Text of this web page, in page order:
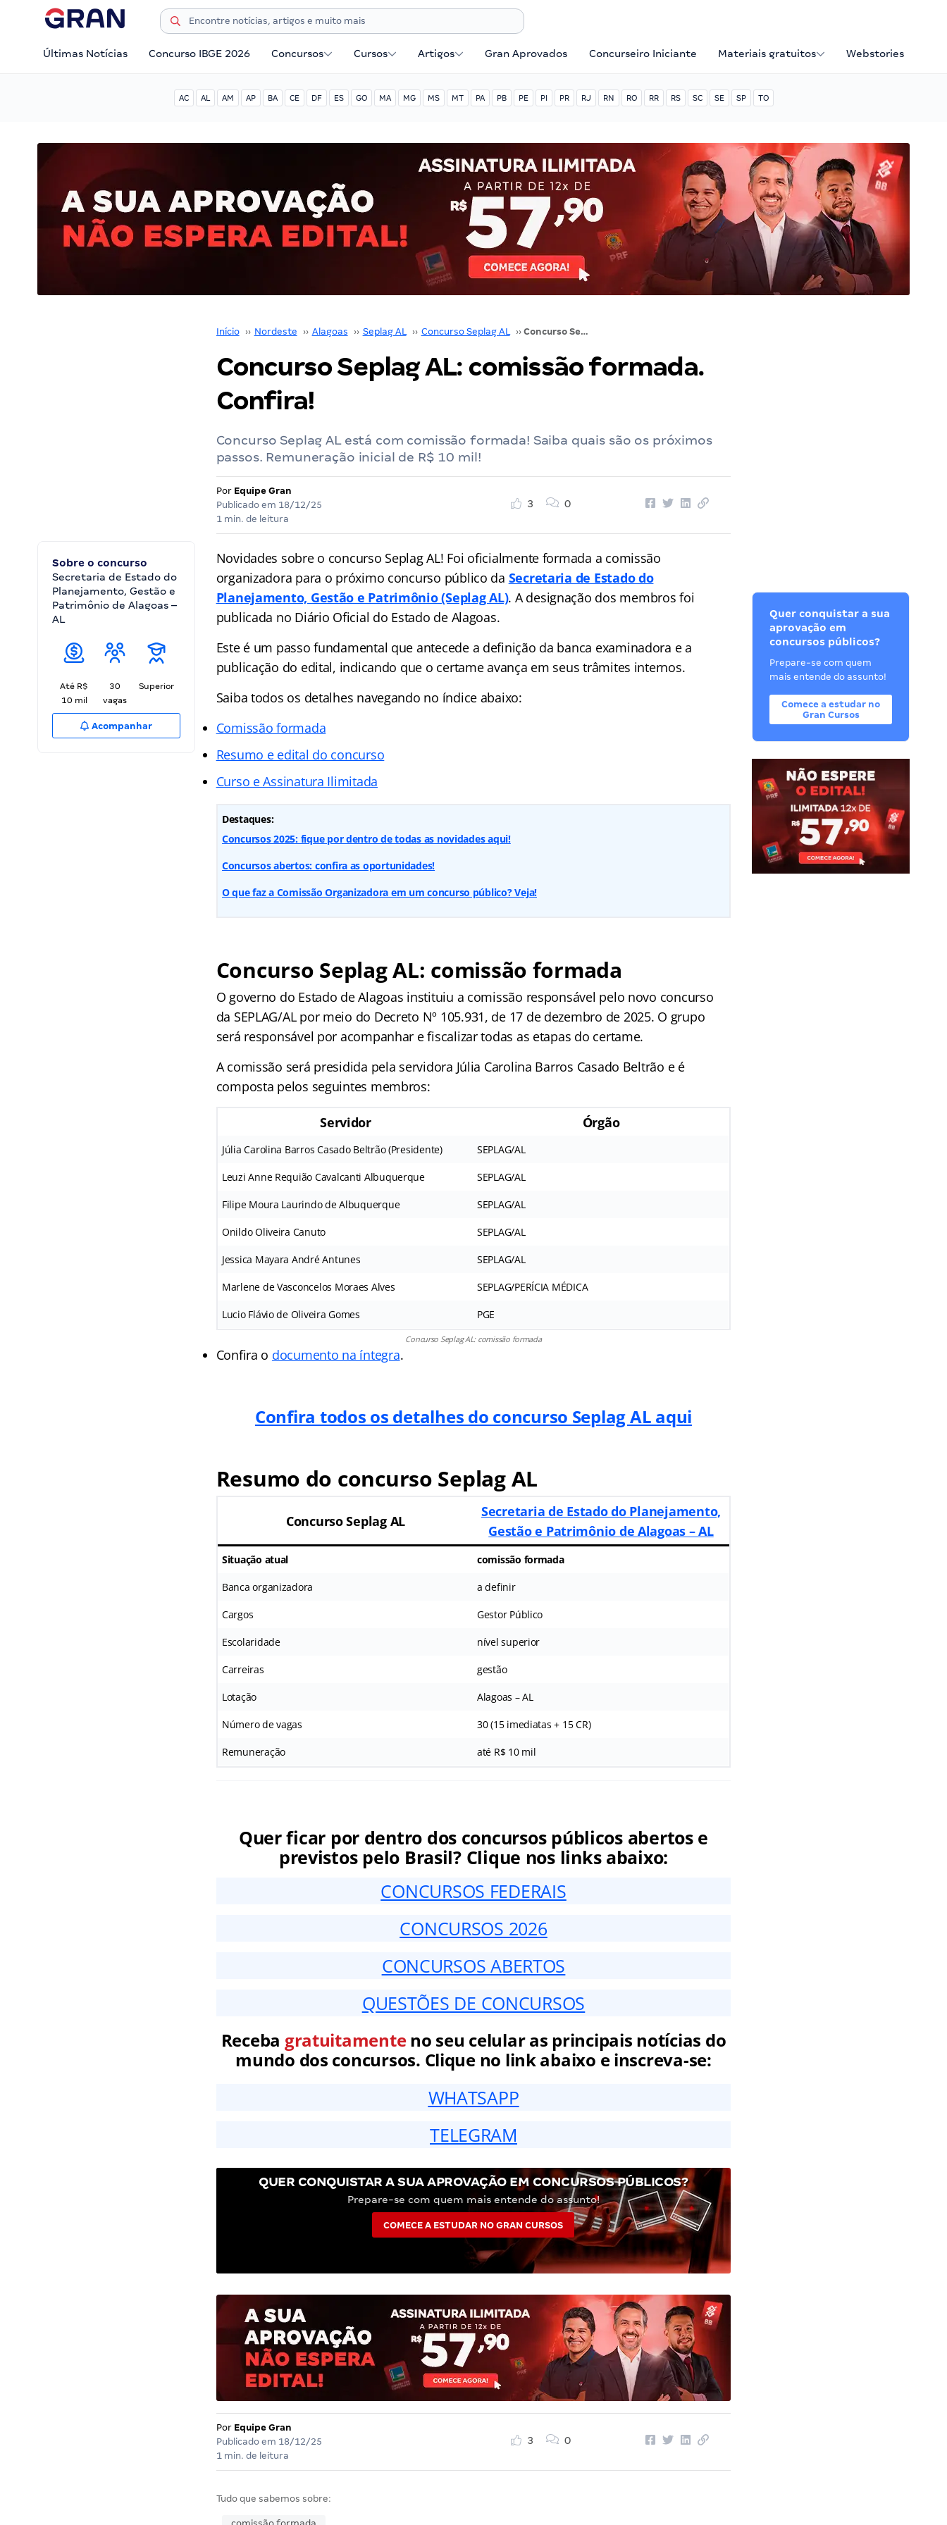
Últimas Notícias Concurso IBGE 2026 Concursos Cursos Artigos Gran Aprovados Concurseiro Iniciante Materiais gratuitos Webstories
AC AL AM AP BA CE DF ES GO MA MG MS MT PA PB PE PI PR RJ RN RO RR RS SC SE SP TO
Início ›› Nordeste ›› Alagoas ›› Seplag AL ›› Concurso Seplag AL ›› Concurso Seplag AL: comissão formada. Confira!
Concurso Seplag AL: comissão formada.
Confira!
Concurso Seplag AL está com comissão formada! Saiba quais são os próximos
passos. Remuneração inicial de R$ 10 mil!
Por Equipe Gran
Publicado em 18/12/25
1 min. de leitura
3 0
Sobre o concurso
Secretaria de Estado do
Planejamento, Gestão e
Patrimônio de Alagoas –
AL
Até R$
10 mil
30
vagas
Superior
Acompanhar
Novidades sobre o concurso Seplag AL! Foi oficialmente formada a comissão
organizadora para o próximo concurso público da Secretaria de Estado do
Planejamento, Gestão e Patrimônio (Seplag AL). A designação dos membros foi
publicada no Diário Oficial do Estado de Alagoas.
Este é um passo fundamental que antecede a definição da banca examinadora e a
publicação do edital, indicando que o certame avança em seus trâmites internos.
Saiba todos os detalhes navegando no índice abaixo:
Comissão formada
Resumo e edital do concurso
Curso e Assinatura Ilimitada
Destaques:
Concursos 2025: fique por dentro de todas as novidades aqui!
Concursos abertos: confira as oportunidades!
O que faz a Comissão Organizadora em um concurso público? Veja!
Concurso Seplag AL: comissão formada
O governo do Estado de Alagoas instituiu a comissão responsável pelo novo concurso
da SEPLAG/AL por meio do Decreto Nº 105.931, de 17 de dezembro de 2025. O grupo
será responsável por acompanhar e fiscalizar todas as etapas do certame.
A comissão será presidida pela servidora Júlia Carolina Barros Casado Beltrão e é
composta pelos seguintes membros:
Servidor Órgão
Júlia Carolina Barros Casado Beltrão (Presidente) SEPLAG/AL
Leuzi Anne Requião Cavalcanti Albuquerque SEPLAG/AL
Filipe Moura Laurindo de Albuquerque SEPLAG/AL
Onildo Oliveira Canuto SEPLAG/AL
Jessica Mayara André Antunes SEPLAG/AL
Marlene de Vasconcelos Moraes Alves SEPLAG/PERÍCIA MÉDICA
Lucio Flávio de Oliveira Gomes PGE
Concurso Seplag AL: comissão formada
Confira o documento na íntegra.
Confira todos os detalhes do concurso Seplag AL aqui
Resumo do concurso Seplag AL
Concurso Seplag AL
Secretaria de Estado do Planejamento,
Gestão e Patrimônio de Alagoas – AL
Situação atual comissão formada
Banca organizadora a definir
Cargos Gestor Público
Escolaridade nível superior
Carreiras gestão
Lotação Alagoas – AL
Número de vagas 30 (15 imediatas + 15 CR)
Remuneração até R$ 10 mil
Quer ficar por dentro dos concursos públicos abertos e
previstos pelo Brasil? Clique nos links abaixo:
CONCURSOS FEDERAIS
CONCURSOS 2026
CONCURSOS ABERTOS
QUESTÕES DE CONCURSOS
Receba gratuitamenteno seu celular as principais notícias do
mundo dos concursos. Clique no link abaixo e inscreva-se:
WHATSAPP
TELEGRAM
QUER CONQUISTAR A SUA APROVAÇÃO EM CONCURSOS PÚBLICOS?
Prepare-se com quem mais entende do assunto!
COMECE A ESTUDAR NO GRAN CURSOS
Por Equipe Gran
Publicado em 18/12/25
1 min. de leitura
3 0
Tudo que sabemos sobre:
Quer conquistar a sua
aprovação em
concursos públicos?
Prepare-se com quem
mais entende do assunto!
Comece a estudar no
Gran Cursos